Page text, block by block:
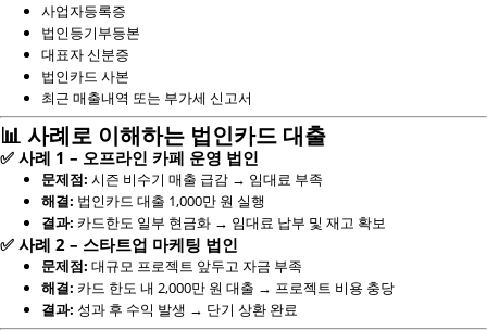
사업자등록증
법인등기부등본
대표자 신분증
법인카드 사본
최근 매출내역 또는 부가세 신고서
📊 사례로 이해하는 법인카드 대출
✅ 사례 1 – 오프라인 카페 운영 법인
문제점: 시즌 비수기 매출 급감 → 임대료 부족
해결: 법인카드 대출 1,000만 원 실행
결과: 카드한도 일부 현금화 → 임대료 납부 및 재고 확보
✅ 사례 2 – 스타트업 마케팅 법인
문제점: 대규모 프로젝트 앞두고 자금 부족
해결: 카드 한도 내 2,000만 원 대출 → 프로젝트 비용 충당
결과: 성과 후 수익 발생 → 단기 상환 완료